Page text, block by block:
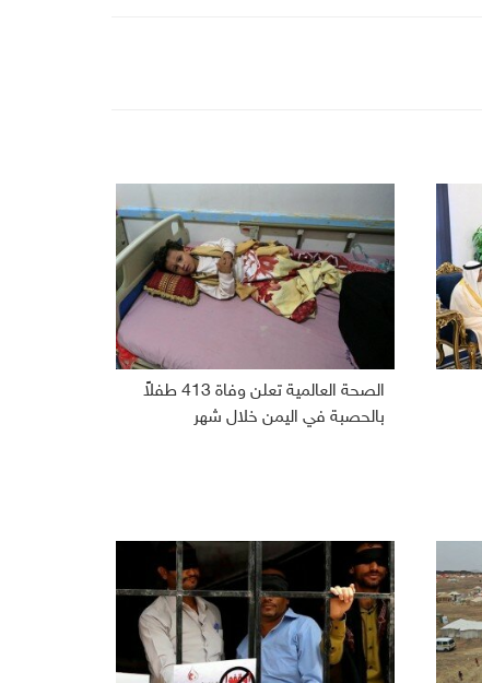
الصحة العالمية تعلن وفاة 413 طفلاً
بالحصبة في اليمن خلال شهر